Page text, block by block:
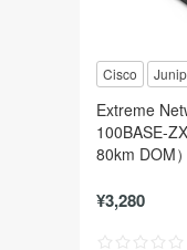
Cisco
Extreme
100BASE-
80km DOM）
¥3,280